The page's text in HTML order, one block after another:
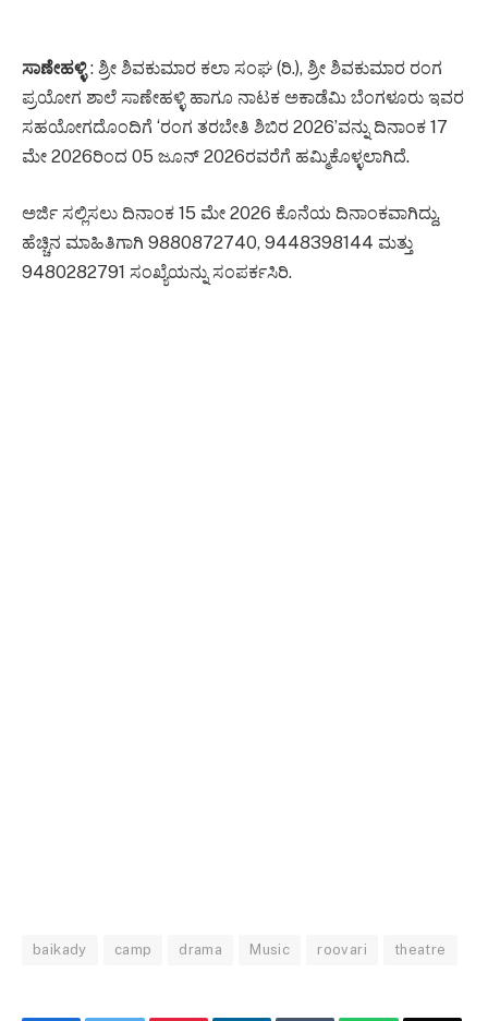
ಸಾಣೇಹಳ್ಳಿ: ಶ್ರೀ ಶಿವಕುಮಾರ ಕಲಾ ಸಂಘ (ರಿ.), ಶ್ರೀ ಶಿವಕುಮಾರ ರಂಗ
ಪ್ರಯೋಗ ಶಾಲೆ ಸಾಣೇಹಳ್ಳಿ ಹಾಗೂ ನಾಟಕ ಅಕಾಡೆಮಿ ಬೆಂಗಳೂರು ಇವರ
ಸಹಯೋಗದೊಂದಿಗೆ ‘ರಂಗ ತರಬೇತಿ ಶಿಬಿರ 2026’ವನ್ನು ದಿನಾಂಕ 17
ಮೇ 2026ರಿಂದ 05 ಜೂನ್ 2026ರವರೆಗೆ ಹಮ್ಮಿಕೊಳ್ಳಲಾಗಿದೆ.
ಅರ್ಜಿ ಸಲ್ಲಿಸಲು ದಿನಾಂಕ 15 ಮೇ 2026 ಕೊನೆಯ ದಿನಾಂಕವಾಗಿದ್ದು,
ಹೆಚ್ಚಿನ ಮಾಹಿತಿಗಾಗಿ 9880872740, 9448398144 ಮತ್ತು
9480282791 ಸಂಖ್ಯೆಯನ್ನು ಸಂಪರ್ಕಸಿರಿ.
baikady camp drama Music roovari theatre